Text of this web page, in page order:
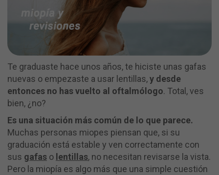
Te graduaste hace unos años, te hiciste unas gafas
nuevas o empezaste a usar lentillas,y desde
entonces no has vuelto al oftalmólogo. Total, ves
bien, ¿no?
Es una situación más común de lo que parece.
Muchas personas miopes piensan que, si su
graduación está estable y ven correctamente con
sus gafas o lentillas, no necesitan revisarse la vista.
Pero la miopía es algo más que una simple cuestión